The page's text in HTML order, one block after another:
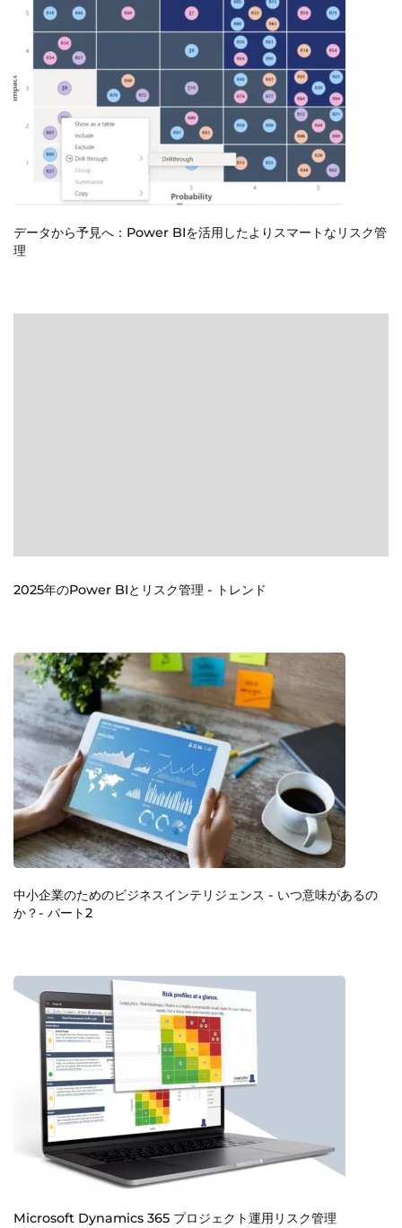
ー
シ
ョ
ン
データから予見へ：Power BIを活用したよりスマートなリスク管
理
2025年のPower BIとリスク管理 - トレンド
中小企業のためのビジネスインテリジェンス - いつ意味があるの
か？- パート2
Microsoft Dynamics 365 プロジェクト運用リスク管理